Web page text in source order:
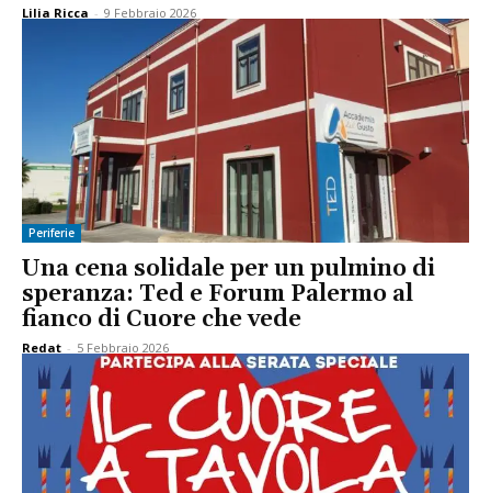
Lilia Ricca - 9 Febbraio 2026
Periferie
Una cena solidale per un pulmino di
speranza: Ted e Forum Palermo al
fianco di Cuore che vede
Redat - 5 Febbraio 2026